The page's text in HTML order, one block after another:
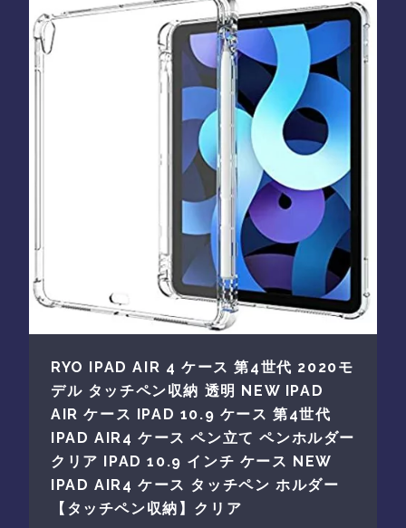
RYO IPAD AIR 4 ケース 第4世代 2020モ
デル タッチペン収納 透明 NEW IPAD
AIR ケース IPAD 10.9 ケース 第4世代
IPAD AIR4 ケース ペン立て ペンホルダー
クリア IPAD 10.9 インチ ケース NEW
IPAD AIR4 ケース タッチペン ホルダー
【タッチペン収納】クリア